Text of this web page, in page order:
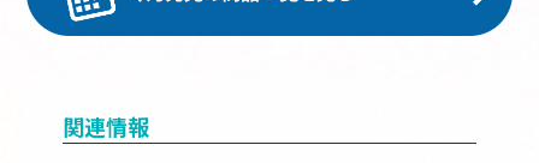
関連情報